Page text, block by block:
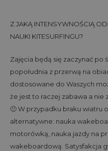
Z JAKĄ INTENSYWNOŚCIĄ
NAUKI KITESURFINGU?
Zajęcia będą się zaczynać po
popołudnia z przerwą na
dostosowane do Waszych
że jest to raczej zabawa a
🙂 W przypadku braku wiatru
alternatywne: nauka
motorówką, nauka jazdy na
wakeboardową. Satysfakcja